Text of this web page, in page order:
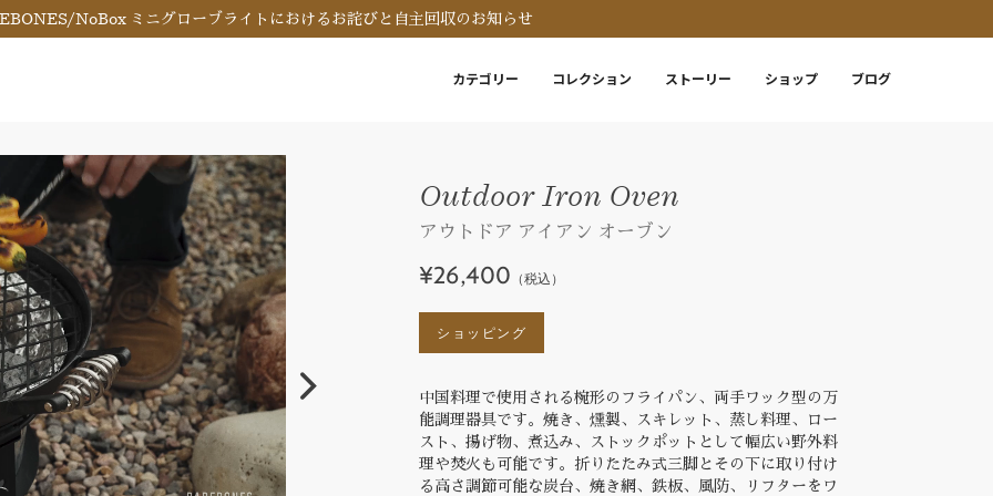
NoBox ミニグローブライトにおけるお詫びと自主回収のお知らせ
カテゴリー コレクション ストーリー ショップ ブログ
Outdoor Iron Oven
アウトドア アイアン オーブン
¥26,400 （税込）
ショッピング
中国料理で使用される椀形のフライパン、両手ワック型の万
能調理器具です。焼き、燻製、スキレット、蒸し料理、ロー
スト、揚げ物、煮込み、ストックポットとして幅広い野外料
理や焚火も可能です。折りたたみ式三脚とその下に取り付け
る高さ調節可能な炭台、焼き網、鉄板、風防、リフターをワ